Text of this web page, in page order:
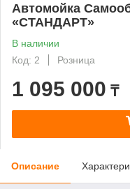
Автомойка
«СТАНДАРТ»
В наличии
Код: 2
Розница
1 095 000 ₸
Описание